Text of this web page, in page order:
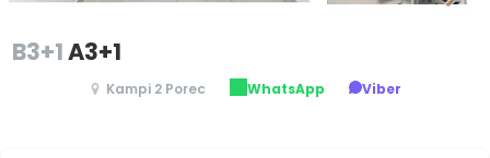
B3+1A3+1
Kampi 2 Porec WhatsApp Viber